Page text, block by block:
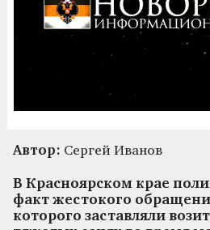
Автор: Сергей Иванов
В Красноярском крае
факт жестокого
которого заставляли